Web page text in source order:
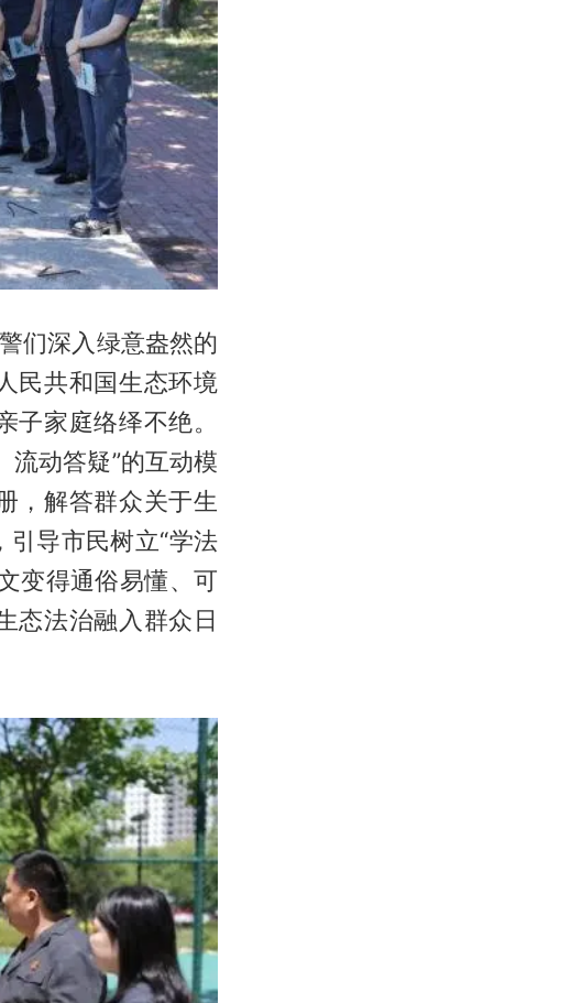
们深入绿意盎然的
民共和国生态环境
家庭络绎不绝。
流动答疑”的互动模
，解答群众关于生
导市民树立“学法
变得通俗易懂、可
态法治融入群众日